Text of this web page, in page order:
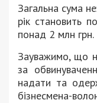
Загальна сума
рік становить
понад 2 млн грн.
Зауважимо, що
за
надати та
бізнесмена-